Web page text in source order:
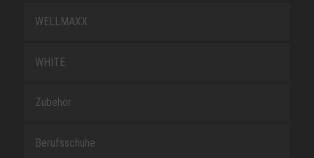
WELLMAXX
WHITE
Zubehör
Berufsschuhe